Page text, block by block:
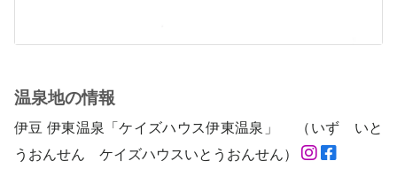
温泉地の情報
伊豆 伊東温泉「ケイズハウス伊東温泉」 （いず いと
うおんせん ケイズハウスいとうおんせん）